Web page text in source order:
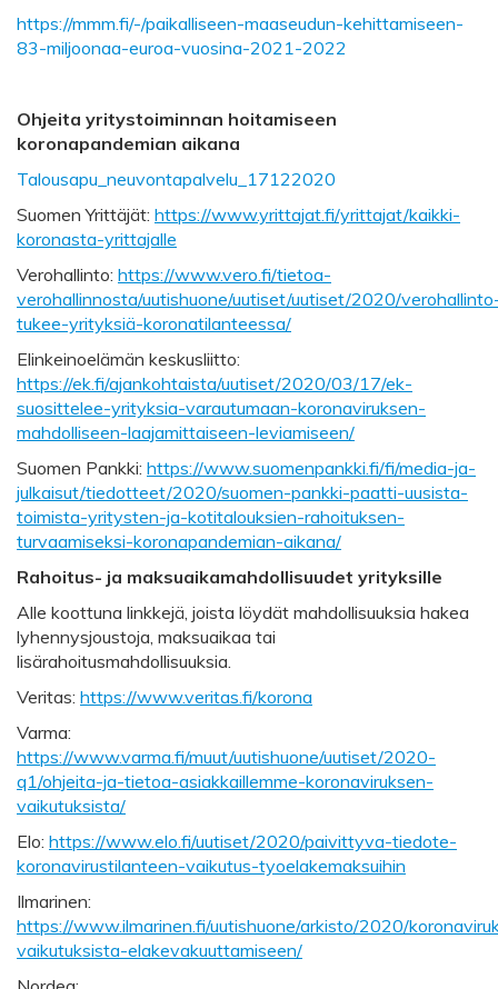
https://mmm.fi/-/paikalliseen-maaseudun-kehittamiseen-
83-miljoonaa-euroa-vuosina-2021-2022
Ohjeita yritystoiminnan hoitamiseen
koronapandemian aikana
Talousapu_neuvontapalvelu_17122020
Suomen Yrittäjät: https://www.yrittajat.fi/yrittajat/kaikki-
koronasta-yrittajalle
Verohallinto: https://www.vero.fi/tietoa-
verohallinnosta/uutishuone/uutiset/uutiset/2020/
tukee-yrityksiä-koronatilanteessa/
Elinkeinoelämän keskusliitto:
https://ek.fi/ajankohtaista/uutiset/2020/03/17/ek-
suosittelee-yrityksia-varautumaan-koronaviruksen-
mahdolliseen-laajamittaiseen-leviamiseen/
Suomen Pankki: https://www.suomenpankki.fi/fi/media-ja-
julkaisut/tiedotteet/2020/suomen-pankki-paatti-uusista-
toimista-yritysten-ja-kotitalouksien-rahoituksen-
turvaamiseksi-koronapandemian-aikana/
Rahoitus- ja maksuaikamahdollisuudet yrityksille
Alle koottuna linkkejä, joista löydät mahdollisuuksia hakea
lyhennysjoustoja, maksuaikaa tai
lisärahoitusmahdollisuuksia.
Veritas: https://www.veritas.fi/korona
Varma:
https://www.varma.fi/muut/uutishuone/uutiset/2020-
q1/ohjeita-ja-tietoa-asiakkaillemme-koronaviruksen-
vaikutuksista/
Elo: https://www.elo.fi/uutiset/2020/paivittyva-tiedote-
koronavirustilanteen-vaikutus-tyoelakemaksuihin
Ilmarinen:
https://www.ilmarinen.fi/uutishuone/arkisto/2020/
vaikutuksista-elakevakuuttamiseen/